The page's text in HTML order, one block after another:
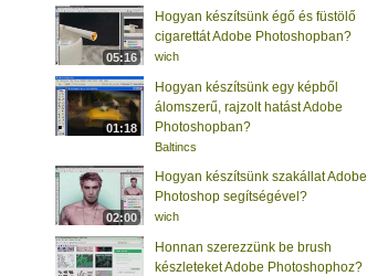
05:16
Hogyan készítsünk égő és füstölő
cigarettát Adobe Photoshopban?
wich
01:18
Hogyan készítsünk egy képből
álomszerű, rajzolt hatást Adobe
Photoshopban?
Baltincs
02:00
Hogyan készítsünk szakállat Adobe
Photoshop segítségével?
wich
Honnan szerezzünk be brush
készleteket Adobe Photoshophoz?